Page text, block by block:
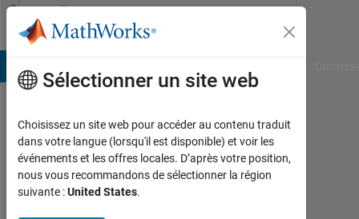
Passer au contenu
Community
Profile
Puvaneswaran
Balakrishna
Last
Sélectionner un site web
Choisissez un site web pour accéder au contenu traduit
dans votre langue (lorsqu'il est disponible) et voir les
événements et les offres locales. D’après votre position,
nous vous recommandons de sélectionner la région
suivante :United States.